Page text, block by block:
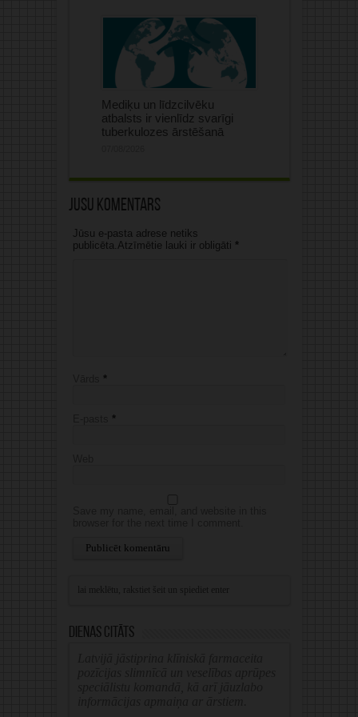
Mediķu un līdzcilvēku
atbalsts ir vienlīdz svarīgi
tuberkulozes ārstēšanā
Jūsu komentārs
Jūsu e-pasta adrese netiks
publicēta.Atzīmētie lauki ir obligāti *
*
*
Dienas citāts